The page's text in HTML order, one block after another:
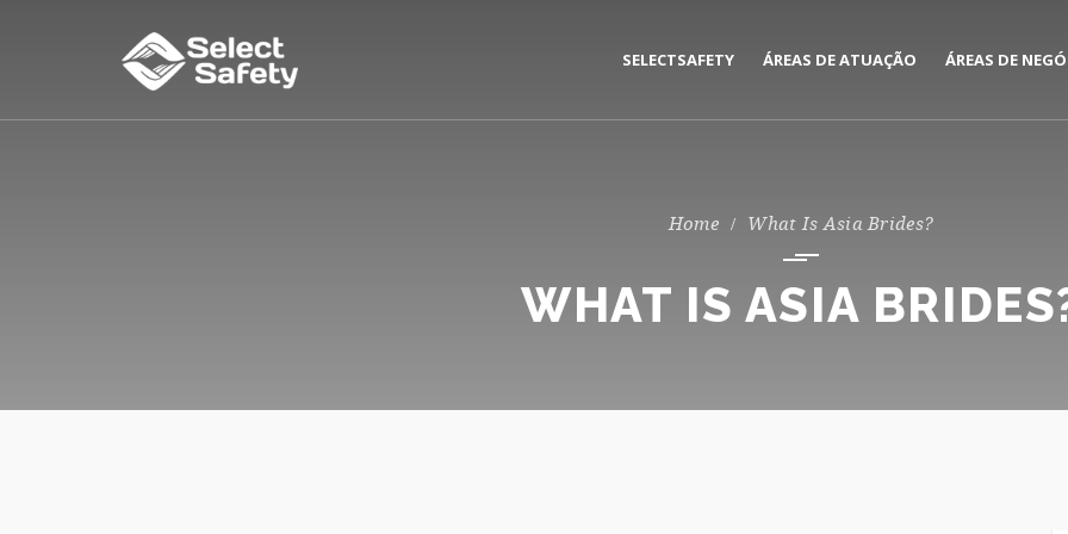
SELECTSAFETY ÁREAS DE ATUAÇÃO
CONSULTORIA DE RISCOS
ÁREAS DE
What Is Asia Brides?
WHAT IS ASIA